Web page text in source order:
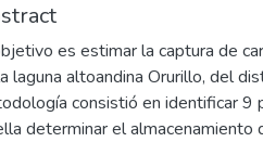
es estimar la captura de
laguna altoandina Orurillo, del
consistió en identificar 9
determinar el almacenamiento